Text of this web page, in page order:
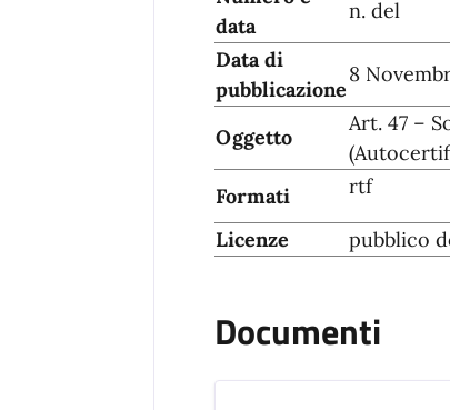
data
n. del
Data di
pubblicazione
8
Oggetto
Art. 47 –
Formati
rtf
Licenze pubblico
Documenti